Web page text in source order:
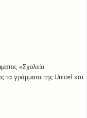
«Σχολεία
τα γράμματα της Unicef και